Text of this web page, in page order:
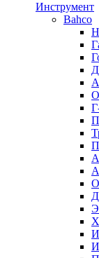
Инструмент
Bahco